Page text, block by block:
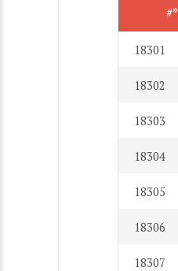
#*
18301
18302
18303
18304
18305
18306
18307